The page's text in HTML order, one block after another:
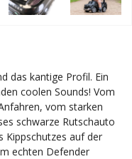
das kantige Profil. Ein
coolen Sounds! Vom
vom starken
schwarze Rutschauto
Kippschutzes auf der
echten Defender